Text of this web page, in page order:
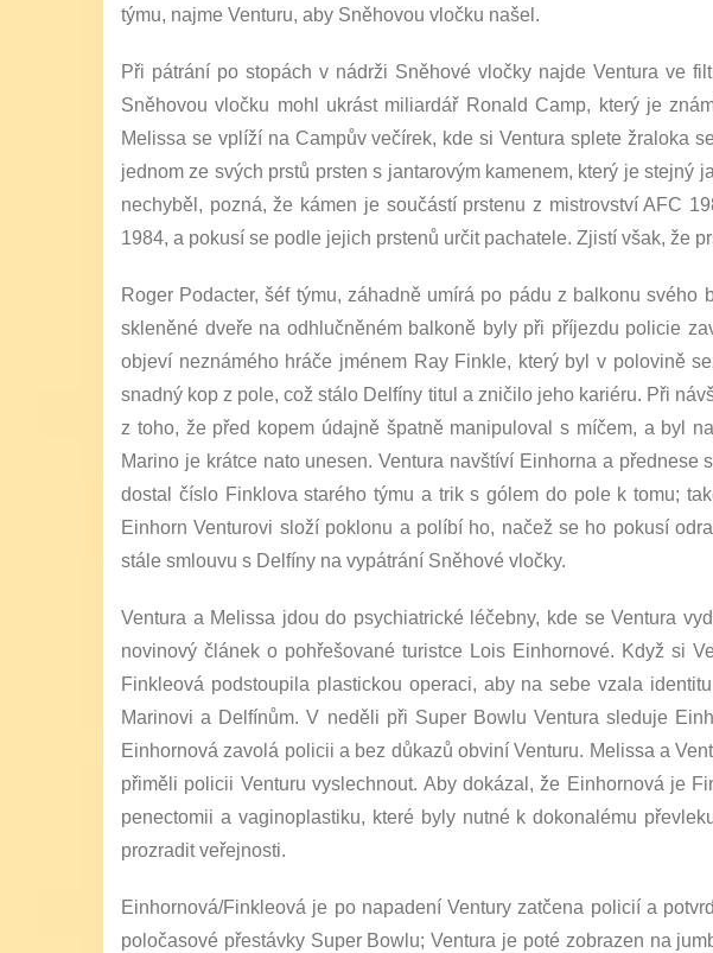
týmu, najme Venturu, aby Sněhovou vločku našel.
Při pátrání po stopách v nádrži Sněhové vločky najde Ventura ve
Sněhovou vločku mohl ukrást miliardář Ronald Camp, který je
Melissa se vplíží na Campův večírek, kde si Ventura splete žraloka
jednom ze svých prstů prsten s jantarovým kamenem, který je stejný
nechyběl, pozná, že kámen je součástí prstenu z mistrovství AFC
1984, a pokusí se podle jejich prstenů určit pachatele. Zjistí však, že
Roger Podacter, šéf týmu, záhadně umírá po pádu z balkonu
skleněné dveře na odhlučněném balkoně byly při příjezdu policie
objeví neznámého hráče jménem Ray Finkle, který byl v polovině
snadný kop z pole, což stálo Delfíny titul a zničilo jeho kariéru. Při
z toho, že před kopem údajně špatně manipuloval s míčem, a byl
Marino je krátce nato unesen. Ventura navštíví Einhorna a
dostal číslo Finklova starého týmu a trik s gólem do pole k tomu;
Einhorn Venturovi složí poklonu a políbí ho, načež se ho pokusí
stále smlouvu s Delfíny na vypátrání Sněhové vločky.
Ventura a Melissa jdou do psychiatrické léčebny, kde se Ventura
novinový článek o pohřešované turistce Lois Einhornové. Když si
Finkleová podstoupila plastickou operaci, aby na sebe vzala
Marinovi a Delfínům. V neděli při Super Bowlu Ventura sleduje
Einhornová zavolá policii a bez důkazů obviní Venturu. Melissa a
přiměli policii Venturu vyslechnout. Aby dokázal, že Einhornová je
penectomii a vaginoplastiku, které byly nutné k dokonalému
prozradit veřejnosti.
Einhornová/Finkleová je po napadení Ventury zatčena policií a
poločasové přestávky Super Bowlu; Ventura je poté zobrazen na